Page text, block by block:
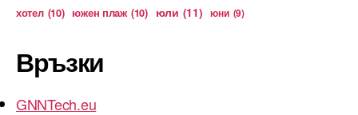
хотел (10) южен плаж (10) юли (11) юни (9)
Връзки
GNNTech.eu